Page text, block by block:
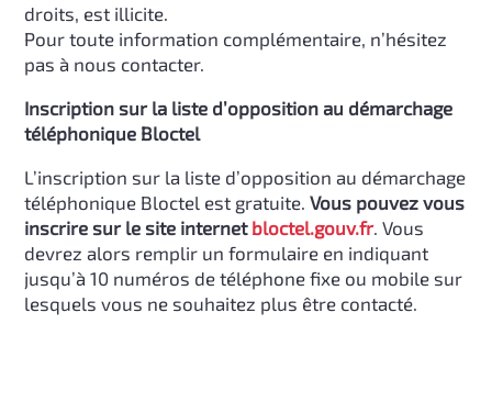
droits, est illicite.
Pour toute information complémentaire, n’hésitez
pas à nous contacter.
Inscription sur la liste d’opposition au démarchage
téléphonique Bloctel
L’inscription sur la liste d’opposition au démarchage
téléphonique Bloctel est gratuite.Vous pouvez vous
inscrire sur le site internet bloctel.gouv.fr. Vous
devrez alors remplir un formulaire en indiquant
jusqu’à 10 numéros de téléphone fixe ou mobile sur
lesquels vous ne souhaitez plus être contacté.